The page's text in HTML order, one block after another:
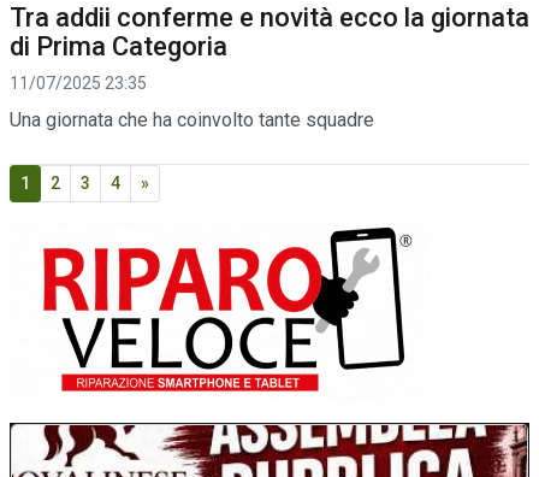
Tra addii conferme e novità ecco la giornata
di Prima Categoria
11/07/2025 23:35
Una giornata che ha coinvolto tante squadre
1 2 3 4 »